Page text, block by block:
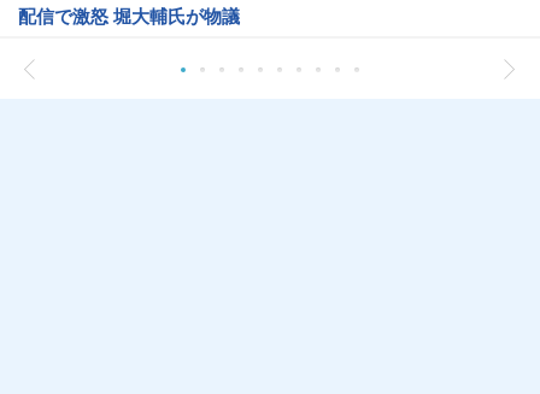
配信で激怒 堀大輔氏が物議